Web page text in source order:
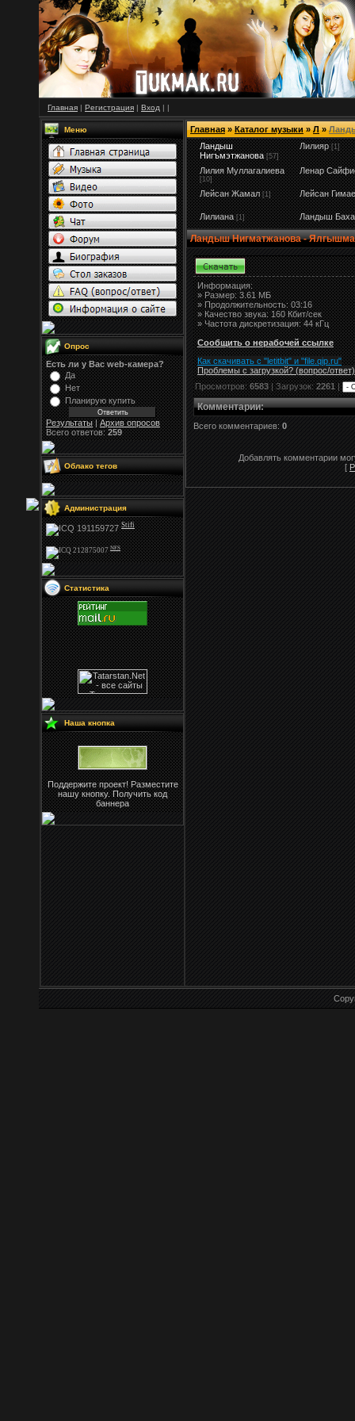
Главная | Регистрация | Вход | |
Меню
Опрос
Есть ли у Вас web-камера?
Да
Нет
Планирую купить
Результаты|Архив опросов
Всего ответов:259
Облако тегов
Администрация
Stifi
NFS
Статистика
Наша кнопка
Поддержите проект! Разместите
нашу кнопку. Получить код
баннера
Главная»Каталог музыки»Л»
Ландыш
Нигъмэтжанова [57]
Лилияр [1]
Лилия Муллагалиева
[10]
Ленар
Лейсан Жамал [1] Лейсан
Лилиана [1] Ландыш
Ландыш Нигматжанова - Ялгышма
Информация:
»Размер:3.61 МБ
» Продолжительность: 03:16
» Качество звука: 160 Кбит/сек
» Частота дискретизация: 44 кГц
Сообщить о нерабочей ссылке
Как скачивать с "letitbit" и "file.qip.ru"
Проблемы с загрузкой? (вопрос/ответ)
Просмотров:6583| Загрузок:2261|
Комментарии:
Всего комментариев: 0
Добавлять комментарии
[